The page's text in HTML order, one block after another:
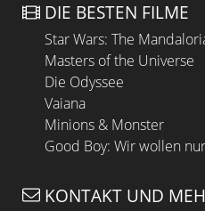
DIE BESTEN FILME
Star Wars: The
Masters of the Universe
Die Odyssee
Vaiana
Minions & Monster
Good Boy: Wir wollen
KONTAKT UND